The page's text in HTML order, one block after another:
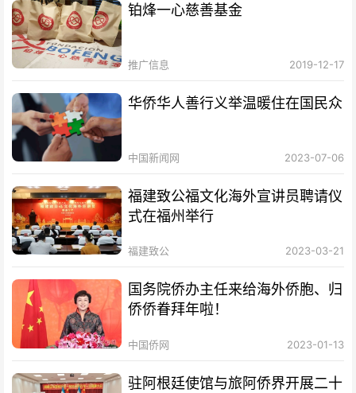
铂烽一心慈善基金
推广信息 2019-12-17
华侨华人善行义举温暖住在国民众
中国新闻网 2023-07-06
福建致公福文化海外宣讲员聘请仪
式在福州举行
福建致公 2023-03-21
国务院侨办主任来给海外侨胞、归
侨侨眷拜年啦！
中国侨网 2023-01-13
驻阿根廷使馆与旅阿侨界开展二十